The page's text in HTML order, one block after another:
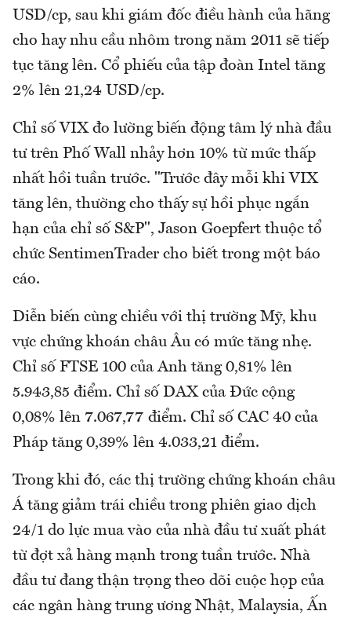
USD/cp, sau khi giám đốc điều hành của hãng
cho hay nhu cầu nhôm trong năm 2011 sẽ tiếp
tục tăng lên. Cổ phiếu của tập đoàn Intel tăng
2% lên 21,24 USD/cp.
Chỉ số VIX đo lường biến động tâm lý nhà đầu
tư trên Phố Wall nhảy hơn 10% từ mức thấp
nhất hồi tuần trước. "Trước đây mỗi khi VIX
tăng lên, thường cho thấy sự hồi phục ngắn
hạn của chỉ số S&P", Jason Goepfert thuộc tổ
chức SentimenTrader cho biết trong một báo
cáo.
Diễn biến cùng chiều với thị trường Mỹ, khu
vực chứng khoán châu Âu có mức tăng nhẹ.
Chỉ số FTSE 100 của Anh tăng 0,81% lên
5.943,85 điểm. Chỉ số DAX của Đức cộng
0,08% lên 7.067,77 điểm. Chỉ số CAC 40 của
Pháp tăng 0,39% lên 4.033,21 điểm.
Trong khi đó, các thị trường chứng khoán châu
Á tăng giảm trái chiều trong phiên giao dịch
24/1 do lực mua vào của nhà đầu tư xuất phát
từ đợt xả hàng mạnh trong tuần trước. Nhà
đầu tư đang thận trọng theo dõi cuộc họp của
các ngân hàng trung ương Nhật, Malaysia, Ấn